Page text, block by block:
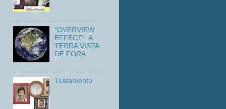
“OVERVIEW
EFFECT”: A
TERRA VISTA
DE FORA
Testamento